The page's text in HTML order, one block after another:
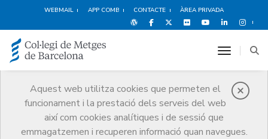
WEBMAIL APP COMB CONTACTE ÀREA PRIVADA
Aquest web utilitza cookies que permeten el
funcionament i la prestació dels serveis del web
així com cookies analítiques i de sessió que
emmagatzemen i recuperen informació quan navegues.
toggle
Qui som
Qui som Juntes Comarcals Osona